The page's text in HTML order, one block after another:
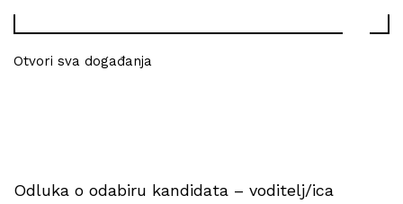
Otvori sva događanja
Odluka o odabiru kandidata – voditelj/ica